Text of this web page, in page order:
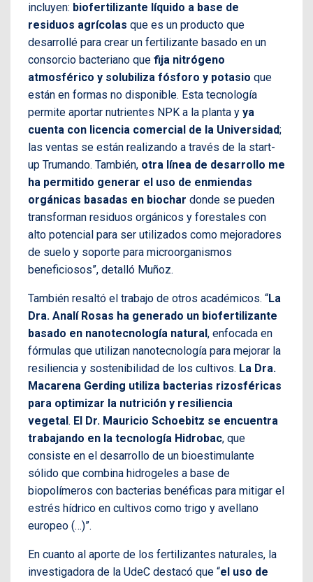
incluyen: biofertilizante líquido a base de
residuos agrícolas que es un producto que
desarrollé para crear un fertilizante basado en un
consorcio bacteriano que fija nitrógeno
atmosférico y solubiliza fósforo y potasio que
están en formas no disponible. Esta tecnología
permite aportar nutrientes NPK a la planta y ya
cuenta con licencia comercial de la Universidad;
las ventas se están realizando a través de la start-
up Trumando. También, otra línea de desarrollo me
ha permitido generar el uso de enmiendas
orgánicas basadas en biochar donde se pueden
transforman residuos orgánicos y forestales con
alto potencial para ser utilizados como mejoradores
de suelo y soporte para microorganismos
beneficiosos”, detalló Muñoz.
También resaltó el trabajo de otros académicos. “La
Dra. Analí Rosas ha generado un biofertilizante
basado en nanotecnología natural , enfocada en
fórmulas que utilizan nanotecnología para mejorar la
resiliencia y sostenibilidad de los cultivos. La Dra.
Macarena Gerding utiliza bacterias rizosféricas
para optimizar la nutrición y resiliencia
vegetal . El Dr. Mauricio Schoebitz se encuentra
trabajando en la tecnología Hidrobac, que
consiste en el desarrollo de un bioestimulante
sólido que combina hidrogeles a base de
biopolímeros con bacterias benéficas para mitigar el
estrés hídrico en cultivos como trigo y avellano
europeo (…)”.
En cuanto al aporte de los fertilizantes naturales, la
investigadora de la UdeC destacó que “el uso de